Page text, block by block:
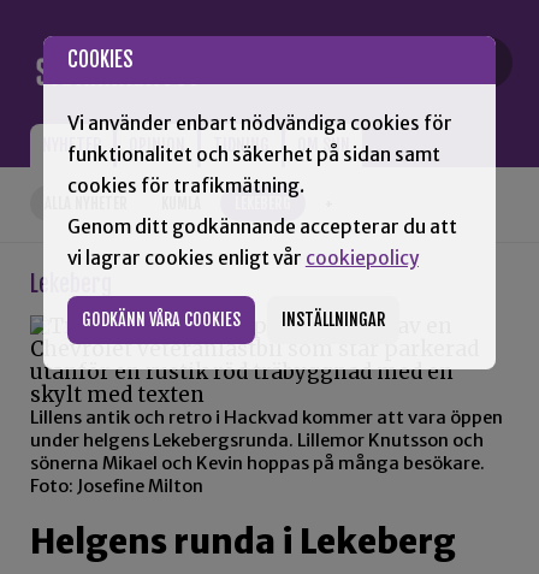
COOKIES
Vi använder enbart nödvändiga cookies för
funktionalitet och säkerhet på sidan samt
cookies för trafikmätning.
Genom ditt godkännande accepterar du att
vi lagrar cookies enligt vår cookiepolicy
GODKÄNN VÅRA COOKIES INSTÄLLNINGAR
NYHETER OPINION TIDNING OM SNN
LEKEBERG
Lekeberg
Lillens antik och retro i Hackvad kommer att vara öppen
under helgens Lekebergsrunda. Lillemor Knutsson och
sönerna Mikael och Kevin hoppas på många besökare.
Foto: Josefine Milton
Helgens runda i Lekeberg